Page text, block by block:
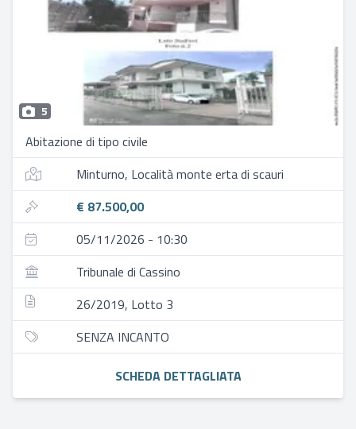
5
Abitazione di tipo civile
Minturno, Località monte erta di scauri
€ 87.500,00
05/11/2026 - 10:30
Tribunale di Cassino
26/2019, Lotto 3
SENZA INCANTO
SCHEDA DETTAGLIATA